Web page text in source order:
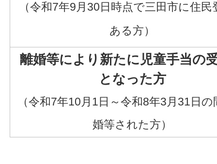
（令和7年9月30日時点で三田市に住民
ある方）
離婚等により新たに児童手当の
となった方
（令和7年10月1日～令和8年3月31日
婚等された方）